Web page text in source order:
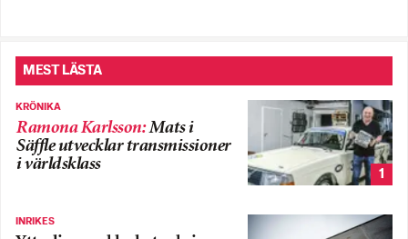
MEST LÄSTA
KRÖNIKA
Ramona Karlsson:Mats i
Säffle utvecklar transmissioner
i världsklass
1
INRIKES